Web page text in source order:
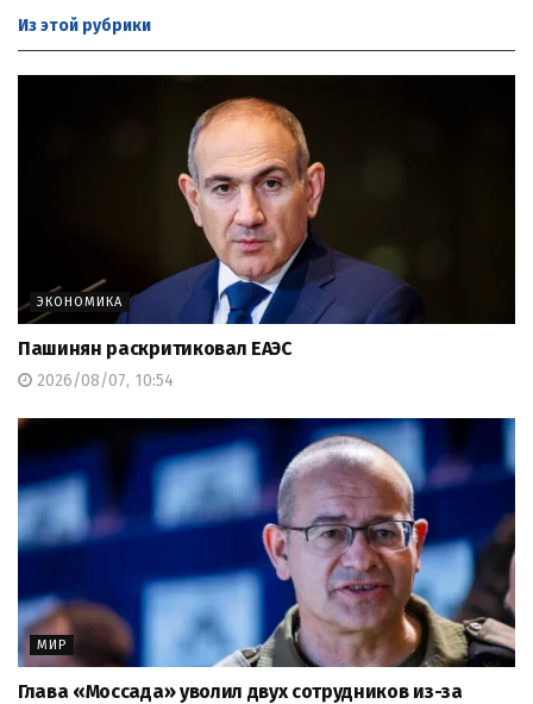
Из этой рубрики
ЭКОНОМИКА
Пашинян раскритиковал ЕАЭС
2026/08/07, 10:54
МИР
Глава «Моссада» уволил двух сотрудников из-за